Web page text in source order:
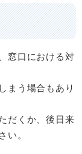
窓口における対
まう場合もあり
だくか、後日来
い。